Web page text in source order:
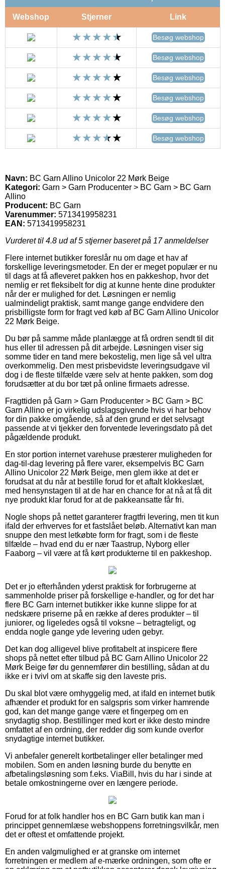
Webshop Stjerner Link
Besøg webshop
Besøg webshop
Besøg webshop
Besøg webshop
Besøg webshop
Besøg webshop
Navn: BC Garn Allino Unicolor 22 Mørk Beige
Kategori: Garn > Garn Producenter > BC Garn > BC Garn
Allino
Producent: BC Garn
Varenummer: 5713419958231
EAN: 5713419958231
Vurderet til 4.8 ud af 5 stjerner baseret på 17anmeldelser
Flere internet butikker foreslår nu om dage et hav af
forskellige leveringsmetoder. En der er meget populær er nu
til dags at få afleveret pakken hos en pakkeshop, hvor det
nemlig er ret fleksibelt for dig at kunne hente dine produkter
når der er mulighed for det. Løsningen er nemlig
ualmindeligt praktisk, samt mange gange endvidere den
prisbilligste form for fragt ved køb af BC Garn Allino Unicolor
22 Mørk Beige.
Du bør på samme måde planlægge at få ordren sendt til dit
hus eller til adressen på dit arbejde. Løsningen viser sig
somme tider en tand mere bekostelig, men lige så vel ultra
overkommelig. Den mest prisbevidste leveringsudgave vil
dog i de fleste tilfælde være selv at hente pakken, som dog
forudsætter at du bor tæt på online firmaets adresse.
Fragttiden på Garn > Garn Producenter > BC Garn > BC
Garn Allino er jo virkelig udslagsgivende hvis vi har behov
for din pakke omgående, så af den grund er det selvsagt
passende at vi tjekker den forventede leveringsdato på det
pågældende produkt.
En stor portion internet varehuse præsterer muligheden for
dag-til-dag levering på flere varer, eksempelvis BC Garn
Allino Unicolor 22 Mørk Beige, men glem ikke at det er
forudsat at du når at bestille forud for et aftalt klokkeslæt,
med hensynstagen til at de har en chance for at nå at få dit
nye produkt klar forud for at de pakkeansatte får fri.
Nogle shops på nettet garanterer fragtfri levering, men tit kun
ifald der erhverves for et fastslået beløb. Alternativt kan man
snuppe den mest letkøbte form for fragt, som i de fleste
tilfælde – hvad end du er nær Taastrup, Nyborg eller
Faaborg – vil være at få kørt produkterne til en pakkeshop.
Det er jo efterhånden yderst praktisk for forbrugerne at
sammenholde priser på forskellige e-handler, og for det har
flere BC Garn internet butikker ikke kunne slippe for at
nedskære priserne på en række af deres produkter – til
juniorer, og ligeledes også til voksne – betragteligt, og
endda nogle gange yde levering uden gebyr.
Det kan dog alligevel blive profitabelt at inspicere flere
shops på nettet efter tilbud på BC Garn Allino Unicolor 22
Mørk Beige før du gennemfører din bestilling, sådan at du
ikke er i tvivl om at skaffe sig den laveste pris.
Du skal blot være omhyggelig med, at ifald en internet butik
afhænder et produkt for en salgspris som virker hamrende
god, kan det mange gange være et fingerpeg om en
snydagtig shop. Bestillinger med kort er ikke desto mindre
omfattet af en ordning, der redder dig som kunde overfor
snydagtige internet butikker.
Vi anbefaler generelt kortbetalinger eller betalinger med
mobilen. Som en anden løsning burde du benytte en
afbetalingsløsning som f.eks. ViaBill, hvis du har i sinde at
betale omkostningerne over en længere periode.
Forud for at folk handler hos en BC Garn butik kan man i
princippet gennemlæse webshoppens forretningsvilkår, men
det er oftest et omfattende projekt.
En anden valgmulighed er at granske om internet
forretningen er medlem af e-mærke ordningen, som ofte er